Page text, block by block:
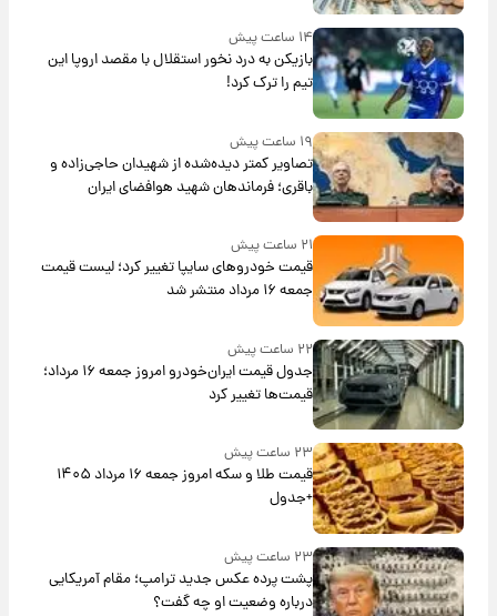
۱۴ ساعت پیش
بازیکن به درد نخور استقلال با مقصد اروپا این
تیم را ترک کرد!
۱۹ ساعت پیش
تصاویر کمتر دیده‌شده از شهیدان حاجی‌زاده و
باقری؛ فرماندهان شهید هوافضای ایران
۲۱ ساعت پیش
قیمت خودروهای سایپا تغییر کرد؛ لیست قیمت
جمعه ۱۶ مرداد منتشر شد
۲۲ ساعت پیش
جدول قیمت ایران‌خودرو امروز جمعه ۱۶ مرداد؛
قیمت‌ها تغییر کرد
۲۳ ساعت پیش
قیمت طلا و سکه امروز جمعه ۱۶ مرداد ۱۴۰۵
+جدول
۲۳ ساعت پیش
پشت پرده عکس جدید ترامپ؛ مقام آمریکایی
درباره وضعیت او چه گفت؟